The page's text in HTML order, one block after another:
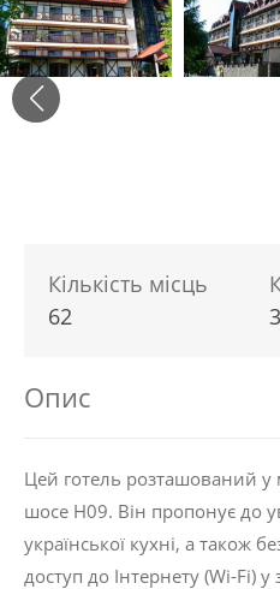
Кількість місць
62
Опис
Цей готель розташований у
шосе H09. Він пропонує до
української кухні, а також
доступ до Інтернету (Wi-Fi) у